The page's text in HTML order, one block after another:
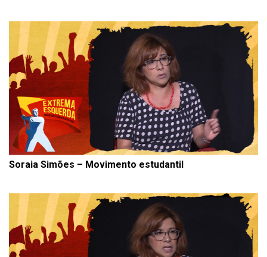
Soraia Simões – Movimento estudantil